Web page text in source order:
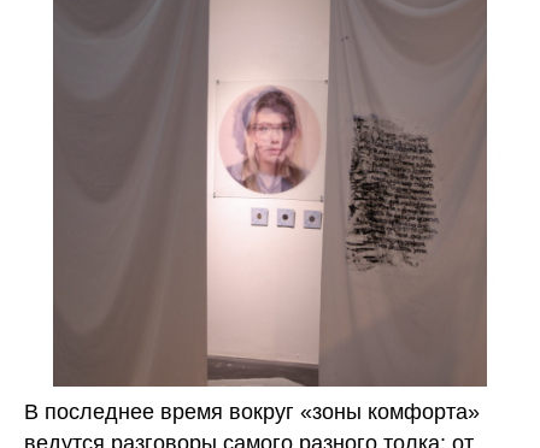
В последнее время вокруг «зоны комфорта»